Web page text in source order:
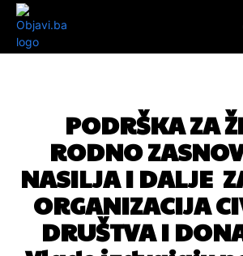
PODRŠKA ZA
RODNO
NASILJA I DALJE
ORGANIZACIJA
DRUŠTVA I